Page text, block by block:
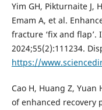
Yim GH, Pikturnaite J,
Emam A, et al.
fracture ‘fix and
2024;55(2):111234.
https://
Cao H, Huang Z, Yuan
of enhanced recovery